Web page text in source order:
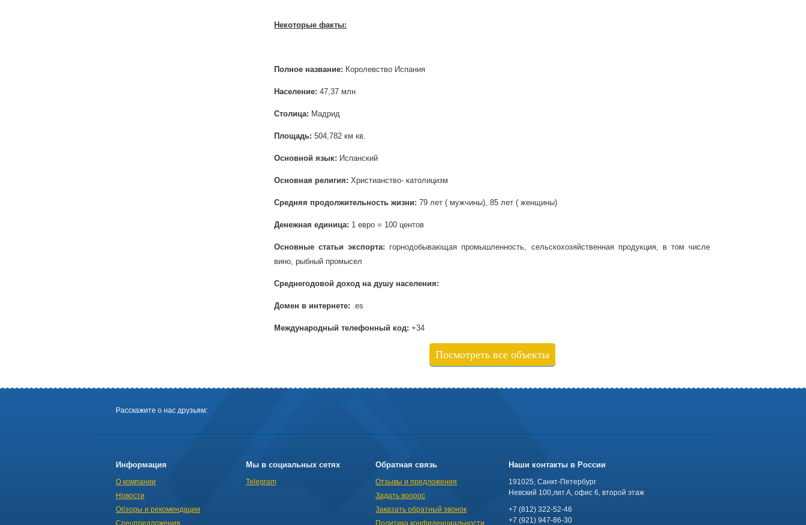
Некоторые факты:
Полное название: Королевство Испания
Население: 47,37 млн
Столица: Мадрид
Площадь: 504,782 км кв.
Основной язык: Испанский
Основная религия: Христианство- католицизм
Средняя продолжительность жизни: 79 лет ( мужчины), 85 лет ( женщины)
Денежная единица: 1 евро = 100 центов
Основные статьи экспорта: горнодобывающая промышленность, сельскохозяйственная продукция, в том числе
вино, рыбный промысел
Среднегодовой доход на душу населения:
Домен в интернете: .es
Международный телефонный код: +34
Посмотреть все объекты
Расскажите о нас друзьям:
Информация
О компании
Новости
Обзоры и рекомендации
Спецпредложения
Мы в социальных сетях
Telegram
Обратная связь
Отзывы и предложения
Задать вопрос
Заказать обратный звонок
Политика конфиденциальности
Наши контакты в России
191025, Санкт-Петербург
Невский 100,лит.А, офис 6, второй этаж
+7 (812) 322-52-46
+7 (921) 947-86-30